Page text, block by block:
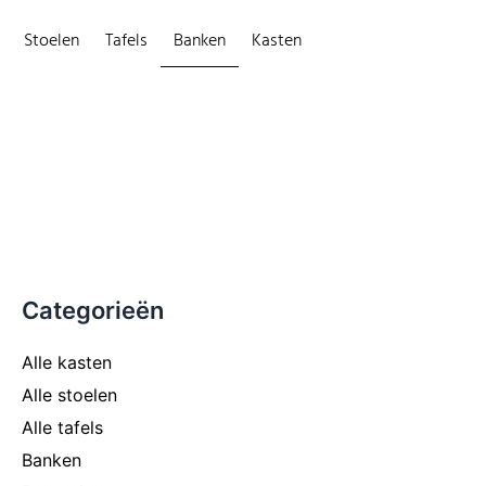
naarStoelen Tafels Banken Kasten
Categorieën
Alle kasten
Alle stoelen
Alle tafels
Banken
Min.
prijs
Max.
prijs